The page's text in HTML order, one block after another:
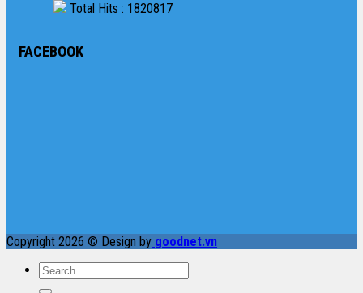
Total Hits : 1820817
FACEBOOK
Copyright 2026 © Design by goodnet.vn
Search
for: